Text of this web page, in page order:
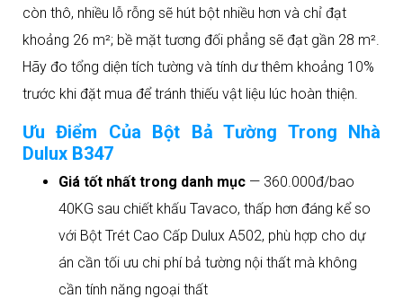
còn thô, nhiều lỗ rỗng sẽ hút bột nhiều hơn và chỉ đạt
khoảng 26 m²; bề mặt tương đối phẳng sẽ đạt gần 28 m².
Hãy đo tổng diện tích tường và tính dư thêm khoảng 10%
trước khi đặt mua để tránh thiếu vật liệu lúc hoàn thiện.
Ưu Điểm Của Bột Bả Tường Trong Nhà
Dulux B347
Giá tốt nhất trong danh mục — 360.000đ/bao
40KG sau chiết khấu Tavaco, thấp hơn đáng kể so
với Bột Trét Cao Cấp Dulux A502, phù hợp cho dự
án cần tối ưu chi phí bả tường nội thất mà không
cần tính năng ngoại thất